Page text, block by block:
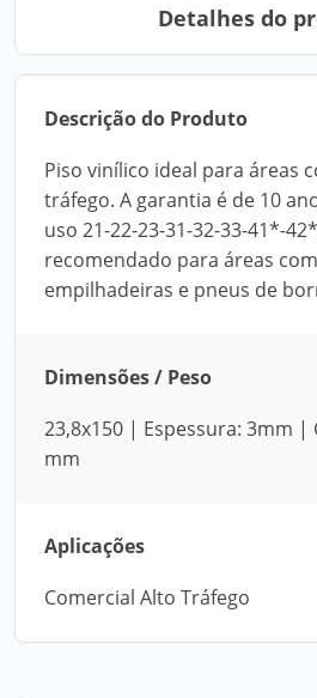
Detalhes do
Descrição do Produto
Piso vinílico ideal para áreas
tráfego. A garantia é de 10
uso 21-22-23-31-32-33-41*-
recomendado para áreas
empilhadeiras e pneus de
Dimensões / Peso
23,8x150 | Espessura: 3mm |
mm
Aplicações
Comercial Alto Tráfego